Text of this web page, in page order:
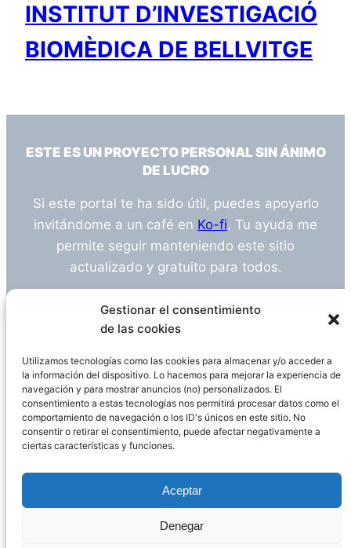
Gestionar el consentimiento
de las cookies
Utilizamos tecnologías como las cookies para almacenar y/o acceder a
la información del dispositivo. Lo hacemos para mejorar la experiencia de
navegación y para mostrar anuncios (no) personalizados. El
consentimiento a estas tecnologías nos permitirá procesar datos como el
comportamiento de navegación o los ID's únicos en este sitio. No
consentir o retirar el consentimiento, puede afectar negativamente a
ciertas características y funciones.
Aceptar
Denegar
INSTITUT D’INVESTIGACIÓ
BIOMÈDICA DE BELLVITGE
ESTE ES UN PROYECTO PERSONAL SIN ÁNIMO
DE LUCRO
Si este portal te ha sido útil, puedes apoyarlo
invitándome a un café en Ko-fi. Tu ayuda me
permite seguir manteniendo este sitio
actualizado y gratuito para todos.
¿Tienes alguna duda o sugerencia? Escríbeme
info@empleosanitarioinvestigacion.es
Descargo de Responsabilidad
Declaración de Privacidad Política de cookies
WordPress